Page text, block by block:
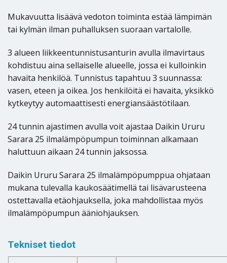
Mukavuutta lisäävä vedoton toiminta estää lämpimän
tai kylmän ilman puhalluksen suoraan vartalolle.
3 alueen liikkeentunnistusanturin avulla ilmavirtaus
kohdistuu aina sellaiselle alueelle, jossa ei kulloinkin
havaita henkilöä. Tunnistus tapahtuu 3 suunnassa:
vasen, eteen ja oikea. Jos henkilöitä ei havaita, yksikkö
kytkeytyy automaattisesti energiansäästötilaan.
24 tunnin ajastimen avulla voit ajastaa Daikin Ururu
Sarara 25 ilmalämpöpumpun toiminnan alkamaan
haluttuun aikaan 24 tunnin jaksossa.
Daikin Ururu Sarara 25 ilmalämpöpumppua ohjataan
mukana tulevalla kaukosäätimellä tai lisävarusteena
ostettavalla etäohjauksella, joka mahdollistaa myös
ilmalämpöpumpun ääniohjauksen.
Tekniset tiedot